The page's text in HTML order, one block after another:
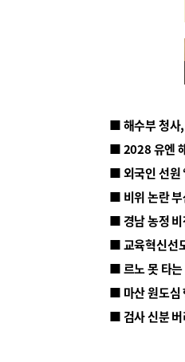
■ 해수부 청사
■ 2028 유엔
■ 외국인 선원
■ 비위 논란 부
■ 르노 못 타
■ 마산 원도심